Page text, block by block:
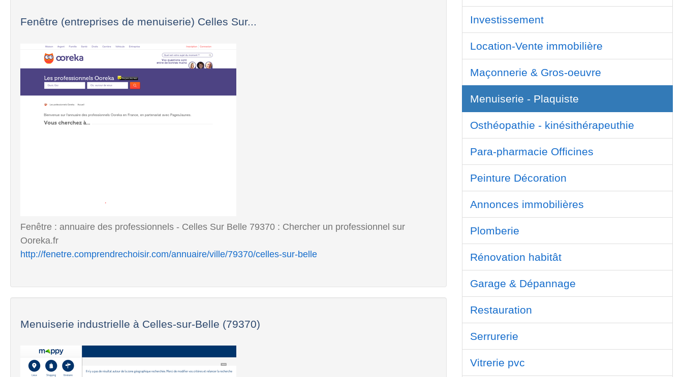
Fenêtre (entreprises de menuiserie) Celles Sur...
Fenêtre : annuaire des professionnels - Celles Sur Belle 79370 : Chercher un professionnel sur
Ooreka.fr
http://fenetre.comprendrechoisir.com/annuaire/ville/79370/celles-sur-belle
Menuiserie industrielle à Celles-sur-Belle (79370)
Investissement
Location-Vente immobilière
Maçonnerie & Gros-oeuvre
Menuiserie - Plaquiste
Osthéopathie - kinésithérapeuthie
Para-pharmacie Officines
Peinture Décoration
Annonces immobilières
Plomberie
Rénovation habitât
Garage & Dépannage
Restauration
Serrurerie
Vitrerie pvc